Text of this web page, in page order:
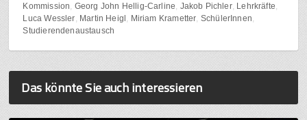
Kommission Georg John Hellig-Carline Jakob Pichler Lehrkräfte
Luca Wessler
Martin Heigl Miriam Krametter SchülerInnen
Studierendenaustausch
Das könnte Sie auch interessieren